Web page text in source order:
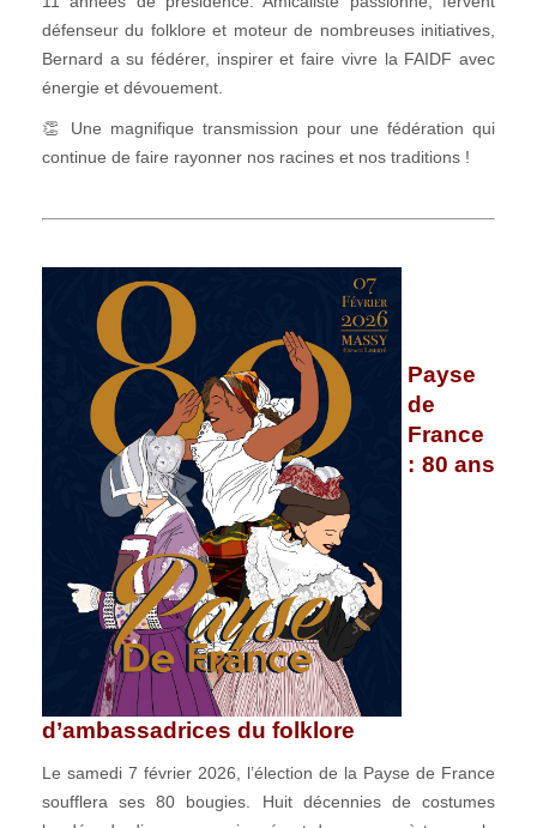
défenseur du folklore et moteur de nombreuses initiatives,
Bernard a su fédérer, inspirer et faire vivre la FAIDF avec
énergie et dévouement.
👏 Une magnifique transmission pour une fédération qui
continue de faire rayonner nos racines et nos traditions !
Payse
de
France
: 80 ans
d’ambassadrices du folklore
Le samedi 7 février 2026, l’élection de la Payse de France
soufflera ses 80 bougies. Huit décennies de costumes